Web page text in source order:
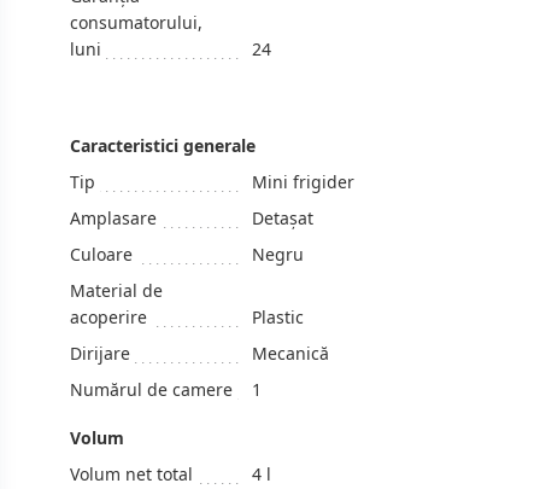
consumatorului,
luni
24
Caracteristici generale
Tip
Mini frigider
Amplasare
Detașat
Culoare
Negru
Material de
acoperire
Plastic
Dirijare
Mecanică
Numărul de camere
1
Volum
Volum net total
4 l